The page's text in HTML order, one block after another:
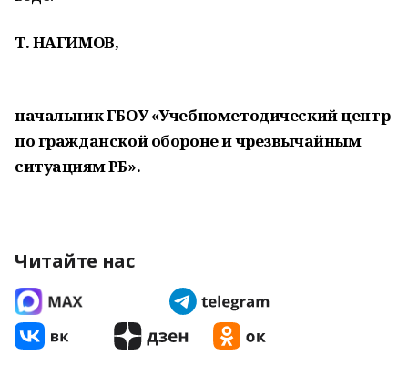
Т. НАГИМОВ,
начальник ГБОУ «Учебнометодический центр
по гражданской обороне и чрезвычайным
ситуациям РБ».
Читайте нас